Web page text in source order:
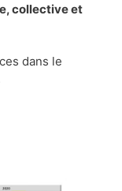
collective et
dans le